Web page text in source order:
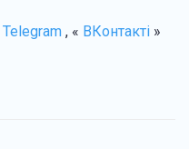
Telegram , « ВКонтакті »